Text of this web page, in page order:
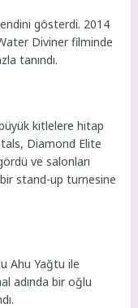
gösterdi. 2014
Diviner filminde
tanındı.
kitlelere hitap
Diamond Elite
ve salonları
bir stand-up turnesine
Ahu Yağtu ile
adında bir oğlu